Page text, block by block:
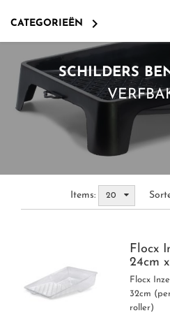
CATEGORIEËN 
ABSOLUTE MATT EMULSION
INTELLIGENT MATT EMULSION
SAMPLE POT 125ML EN 250ML
PURE FLAT EMULSION
IN THE GARDEN
SCHILDERS
Items: 20
Flocx
24cm
Flocx
32cm
roller)